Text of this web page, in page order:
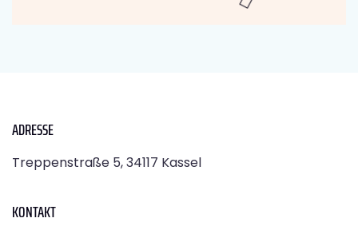
ADRESSE
Treppenstraße 5, 34117 Kassel
KONTAKT